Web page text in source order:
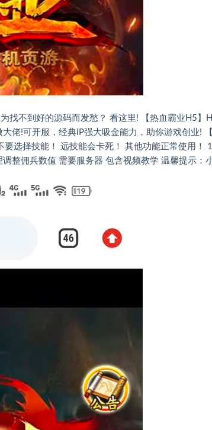
找不到好的源码而发愁？ 看这里! 【热血霸业H5】
佬!可开服，经典IP强大吸金能力，助你游戏创业!
选择技能！ 远技能会卡死！ 其他功能正常使用！
整佣兵数值 需要服务器 包含视频教学 温馨提示：